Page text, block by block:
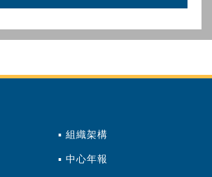
組織架構
中心年報